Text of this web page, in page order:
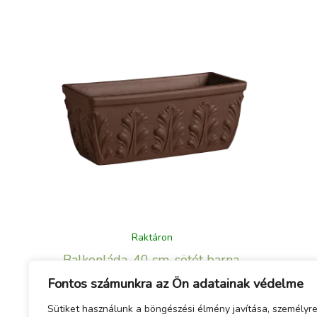
Fontos számunkra az Ön adatainak védelme
Sütiket használunk a böngészési élmény javítása, személyre
Raktáron
Balkonláda, 40 cm, sötét barna,
virágos
1 900Ft